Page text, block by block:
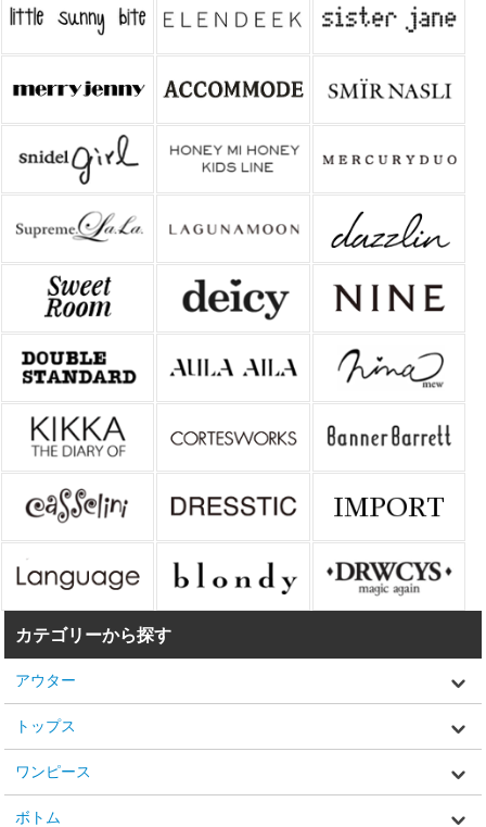
カテゴリーから探す
アウター
トップス
ワンピース
ボトム